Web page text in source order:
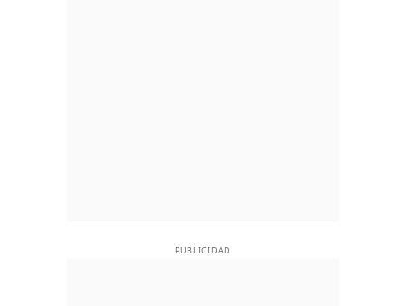
PUBLICIDAD